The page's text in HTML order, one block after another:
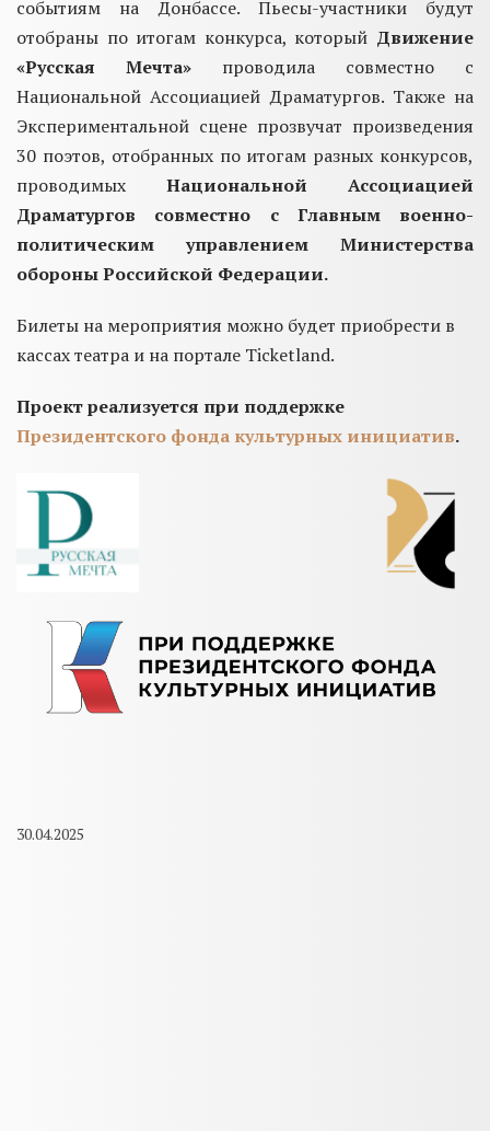
событиям на Донбассе. Пьесы-участники будут
отобраны по итогам конкурса, который Движение
«Русская Мечта» проводила совместно с
Национальной Ассоциацией Драматургов. Также на
Экспериментальной сцене прозвучат произведения
30 поэтов, отобранных по итогам разных конкурсов,
проводимых Национальной Ассоциацией
Драматургов совместно с Главным военно-
политическим управлением Министерства
обороны Российской Федерации.
Билеты на мероприятия можно будет приобрести в
кассах театра и на портале Ticketland.
Проект реализуется при поддержке
Президентского фонда культурных инициатив.
30.04.2025